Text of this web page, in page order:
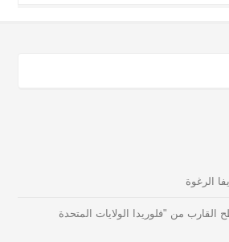
الرغوة
من "فلوريدا الولايات المتحدة